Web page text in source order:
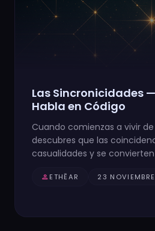
Las Sincronicidades
Habla en Código
Cuando comienzas a vivir
descubres que las
casualidades y se
personETHĒAR 23